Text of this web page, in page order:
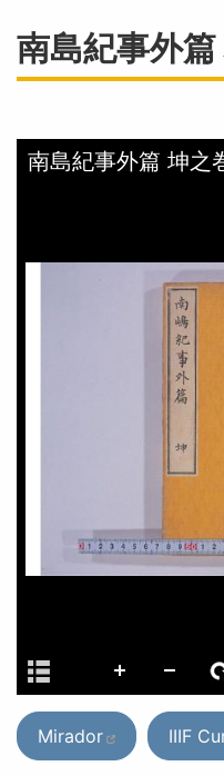
南島紀事外
Mirador IIIF